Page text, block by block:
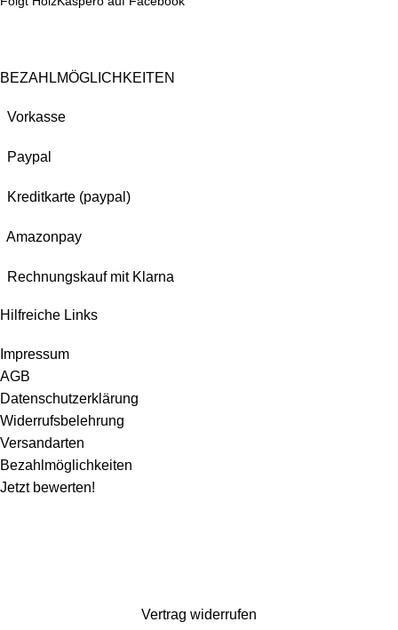
BEZAHLMÖGLICHKEITEN
Vorkasse
Paypal
Kreditkarte (paypal)
Amazonpay
Rechnungskauf mit Klarna
Hilfreiche Links
Impressum
AGB
Datenschutzerklärung
Widerrufsbelehrung
Versandarten
Bezahlmöglichkeiten
Jetzt bewerten!
Vertrag widerrufen